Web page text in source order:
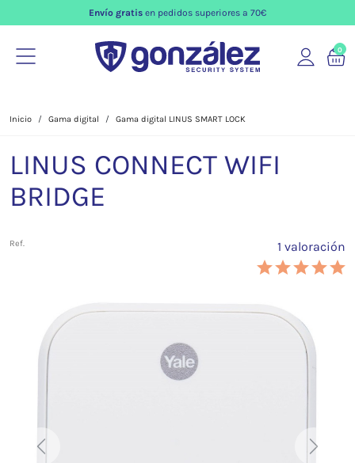
Envío gratis en pedidos superiores a 70€
0
Inicio Gama digital Gama digital LINUS SMART LOCK
LINUS CONNECT WIFI
BRIDGE
Ref. 1 valoración
Previous Next